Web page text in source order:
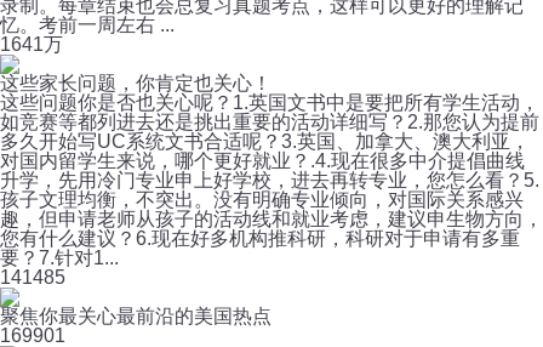
录制。每章结束也会总复习真题考点，这样可以更好的理解记
忆。考前一周左右 ...
1641万
这些家长问题，你肯定也关心！
这些问题你是否也关心呢？1.英国文书中是要把所有学生活动，
如竞赛等都列进去还是挑出重要的活动详细写？2.那您认为提前
多久开始写UC系统文书合适呢？3.英国、加拿大、澳大利亚，
对国内留学生来说，哪个更好就业？.4.现在很多中介提倡曲线
升学，先用冷门专业申上好学校，进去再转专业，您怎么看？5.
孩子文理均衡，不突出。没有明确专业倾向，对国际关系感兴
趣，但申请老师从孩子的活动线和就业考虑，建议申生物方向，
您有什么建议？6.现在好多机构推科研，科研对于申请有多重
要？7.针对1...
141485
聚焦你最关心最前沿的美国热点
169901